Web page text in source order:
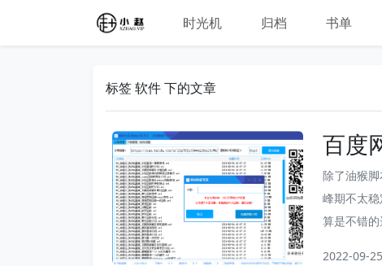
时光机 归档 书单
标签 软件 下的文章
百度
除了油猴
峰期不太
算是不错
2022-09-25